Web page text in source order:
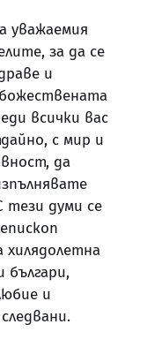
уважаемия
за да се
и
всички вас
с мир и
да
тези думи се
хилядолетна
българи,
и